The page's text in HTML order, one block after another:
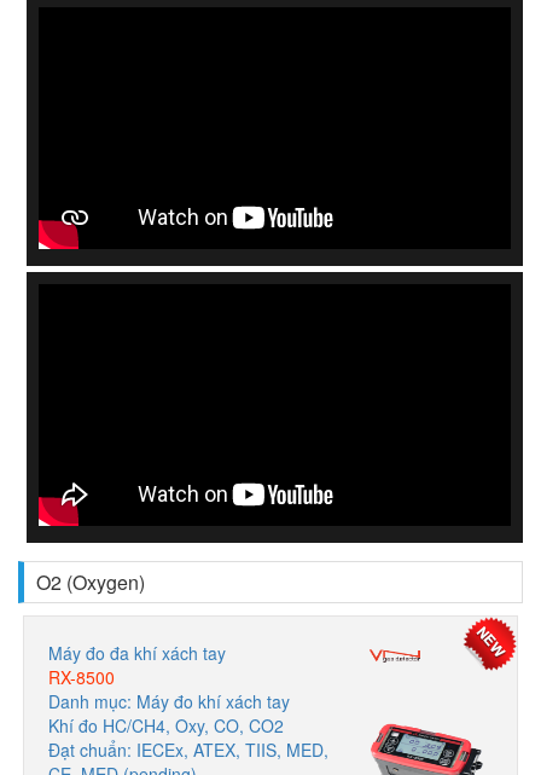
O2 (Oxygen)
Máy đo đa khí xách tay
RX-8500
Danh mục: Máy đo khí xách tay
Khí đo HC/CH4, Oxy, CO, CO2
Đạt chuẩn: IECEx, ATEX, TIIS, MED,